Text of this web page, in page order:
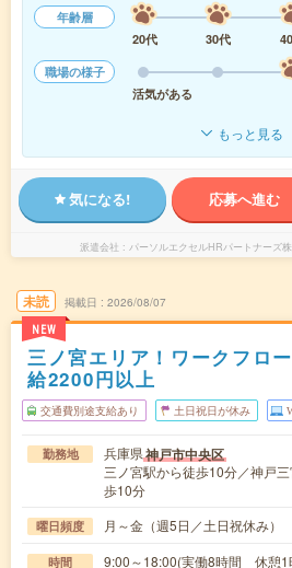
年齢層
20代
30代
職場の様子
活気がある
もっと見る
気になる! 応募へ進む
派遣会社 パーソルエクセルHRパートナーズ
未読
NEW
掲載日 2026/08/07
三ノ宮エリア！ワークフロ
給2200円以上
交通費別途支給あり 土日祝日が休み
勤務地 兵庫県神戸市中央区
三ノ宮駅から徒歩10分／神戸
歩10分
曜日頻度 月～金（週5日／土日祝休み
時間 9:00～18:00(実働8時間 休憩1